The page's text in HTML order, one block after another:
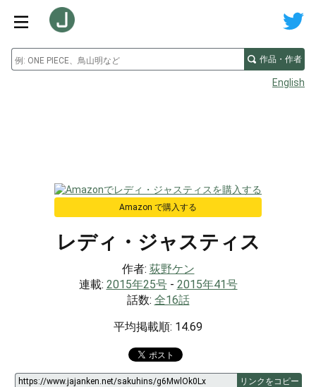
作品・作者
English
Amazon で購入する
レディ・ジャスティス
作者: 荻野ケン
連載: 2015年25号- 2015年41号
話数: 全16話
平均掲載順: 14.69
リンクをコピー